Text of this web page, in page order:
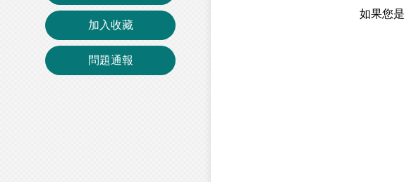
加入收藏
問題通報